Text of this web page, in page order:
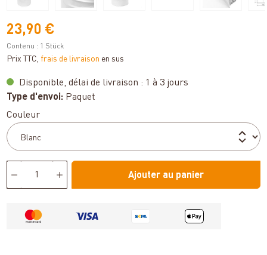
23,90 €
Contenu : 1 Stück
Prix TTC, frais de livraison en sus
Disponible, délai de livraison : 1 à 3 jours
Type d'envoi: Paquet
Sélectionnez
Couleur
Ajouter au panier